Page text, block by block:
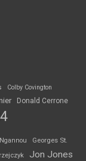
Colby Covington
Donald Cerrone
Georges St.
Jon Jones